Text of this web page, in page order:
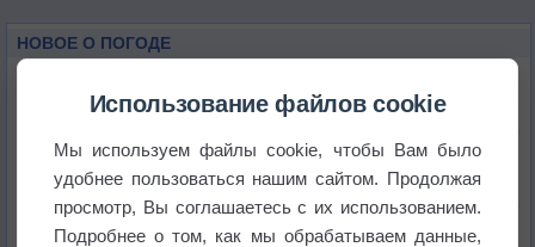
НОВОЕ О ПОГОДЕ
Космическая погода влияет на транспорт
Приложение построит маршрут через тень
Использование файлов cookie
Мы используем файлы cookie, чтобы Вам было
удобнее пользоваться нашим сайтом. Продолжая
просмотр, Вы соглашаетесь с их использованием.
Подробнее о том, как мы обрабатываем данные,